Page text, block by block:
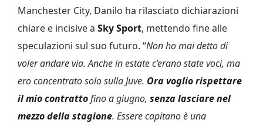
Manchester City, Danilo ha rilasciato dichiarazioni
chiare e incisive a Sky Sport, mettendo fine alle
speculazioni sul suo futuro. “Non ho mai detto di
voler andare via. Anche in estate c’erano state voci, ma
ero concentrato solo sulla Juve. Ora voglio rispettare
il mio contrattofino a giugno, senza lasciare nel
mezzo della stagione. Essere capitano è una